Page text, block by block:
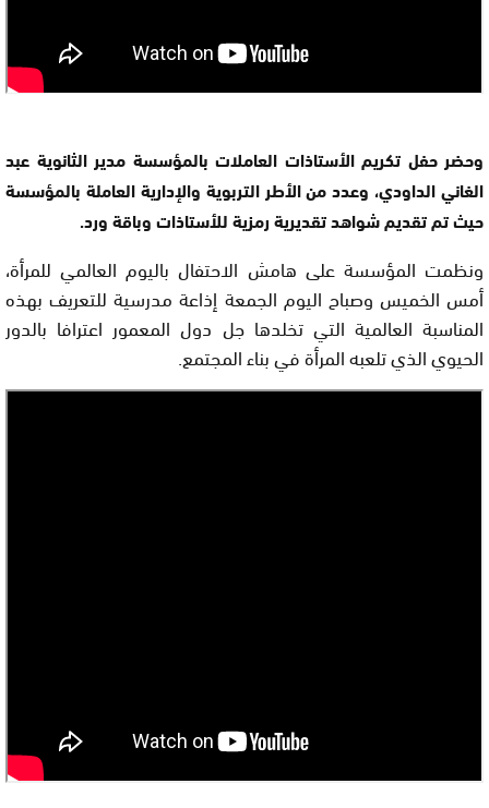
وحضر حفل تكريم الأستاذات العاملات بالمؤسسة مدير الثانوية عبد
الغاني الداودي، وعدد من الأطر التربوية والإدارية العاملة بالمؤسسة
حيث تم تقديم شواهد تقديرية رمزية للأستاذات وباقة ورد.
ونظمت المؤسسة على هامش الاحتفال باليوم العالمي للمرأة،
أمس الخميس وصباح اليوم الجمعة إذاعة مدرسية للتعريف بهذه
المناسبة العالمية التي تخلدها جل دول المعمور اعترافا بالدور
الحيوي الذي تلعبه المرأة في بناء المجتمع.